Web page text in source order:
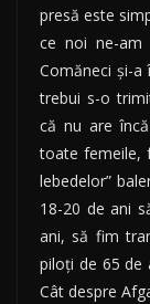
presă este
ce noi ne-am
Comăneci şi-a
trebui s-o
că nu are
toate femeile,
lebedelor”
18-20 de ani
ani, să fim
piloţi de 65 de
Cât despre